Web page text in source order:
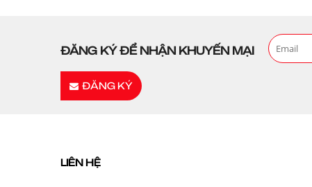
ĐĂNG KÝ ĐỂ NHẬN KHUYẾN MẠI
ĐĂNG KÝ
LIÊN HỆ